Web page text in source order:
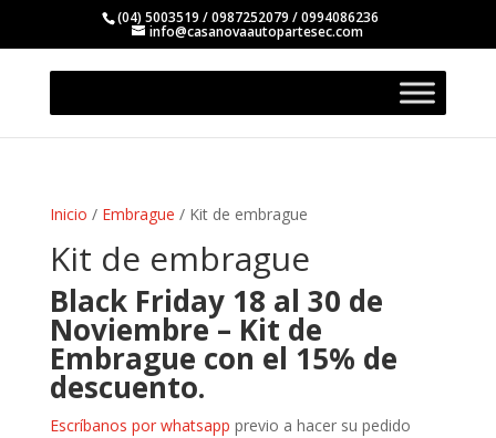
(04) 5003519 / 0987252079 / 0994086236
info@casanovaautopartesec.com
Inicio / Embrague / Kit de embrague
Kit de embrague
Black Friday 18 al 30 de
Noviembre – Kit de
Embrague con el 15% de
descuento.
Escríbanos por whatsapp previo a hacer su pedido